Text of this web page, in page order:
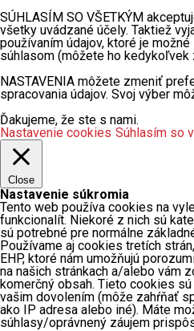
SÚHLASÍM SO VŠETKÝM
všetky uvádzané účely. Taktiež
používaním údajov, ktoré je
súhlasom (môžete ho kedykoľvek
NASTAVENIA môžete zmeniť
spracovania údajov. Svoj výber
Ďakujeme, že ste s nami.
Nastavenie cookies Súhlasím so
Close
Nastavenie súkromia
Tento web používa cookies na
funkcionalít. Niekoré z nich sú
sú potrebné pre normálne
Používame aj cookies tretích
EHP, ktoré nám umožňujú
na našich stránkach a/alebo vám
komerčný obsah. Tieto cookies
vašim dovolením (môže zahŕňať
ako IP adresa alebo iné). Máte
súhlasy/oprávnený záujem